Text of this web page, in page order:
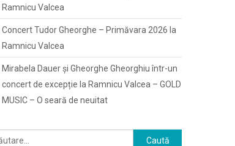
Ramnicu Valcea
Concert Tudor Gheorghe – Primăvara 2026 la
Ramnicu Valcea
Mirabela Dauer și Gheorghe Gheorghiu într-un
concert de excepție la Ramnicu Valcea – GOLD
MUSIC – O seară de neuitat
Caută